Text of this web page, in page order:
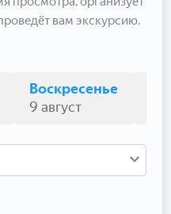
вам экскурсию.
Воскресенье
9 август